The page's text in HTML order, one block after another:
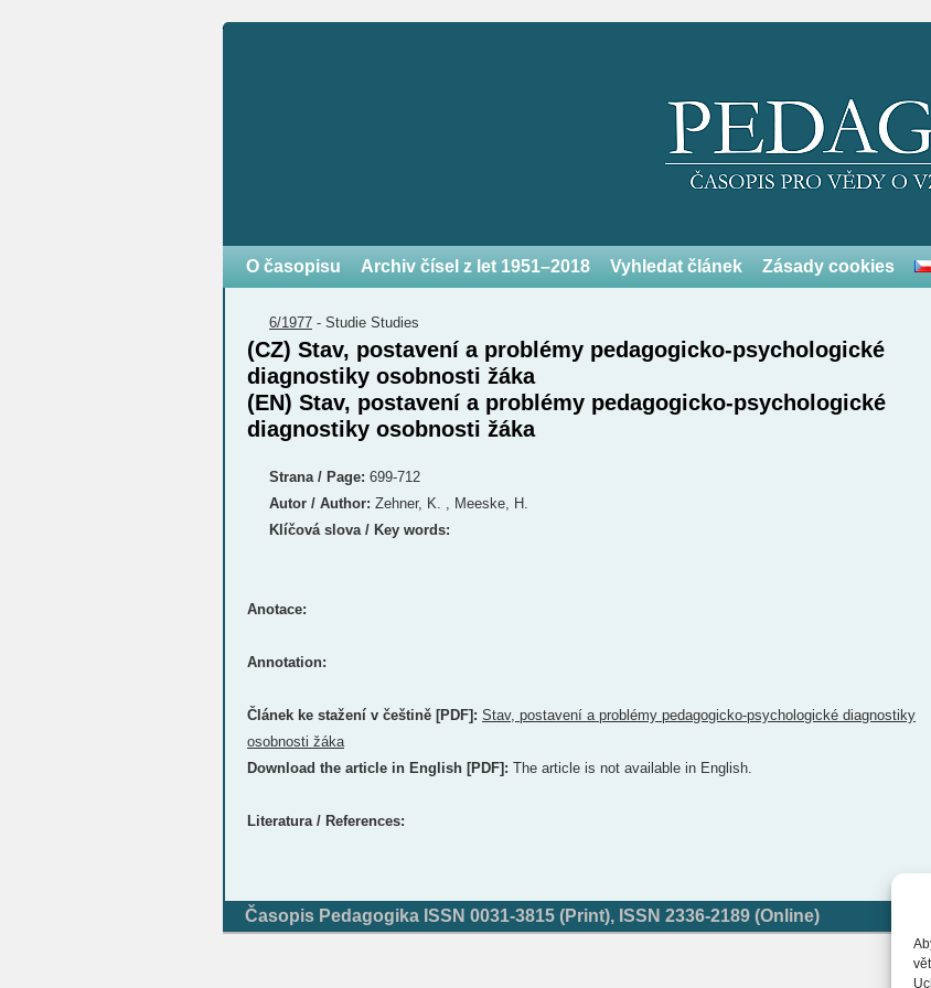
O časopisu Archiv čísel z let 1951–2018 Vyhledat článek Zásady cookies
6/1977 - Studie Studies
(CZ) Stav, postavení a problémy pedagogicko-psychologické
diagnostiky osobnosti žáka
(EN) Stav, postavení a problémy pedagogicko-psychologické
diagnostiky osobnosti žáka
Strana / Page: 699-712
Autor / Author: Zehner, K. , Meeske, H.
Klíčová slova / Key words:
Anotace:
Annotation:
Článek ke stažení v češtině [PDF]: Stav, postavení a problémy pedagogicko-psychologické diagnostiky
osobnosti žáka
Download the article in English [PDF]: The article is not available in English.
Literatura / References:
Časopis Pedagogika ISSN 0031-3815 (Print), ISSN 2336-2189 (Online)